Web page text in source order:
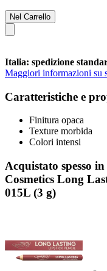
Nel Carrello
Italia: spedizione
Maggiori informazioni su
Caratteristiche e
Finitura opaca
Texture morbida
Colori intensi
Acquistato spesso
Cosmetics Long
015L (3 g)